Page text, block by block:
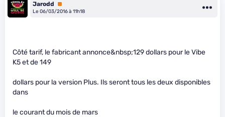
Jarodd
Premium
Le 06/03/2016 à 11h18
Côté tarif, le fabricant annonce&nbsp;129 dollars pour le Vibe
K5 et de 149
dollars pour la version Plus. Ils seront tous les deux disponibles
dans
le courant du mois de mars